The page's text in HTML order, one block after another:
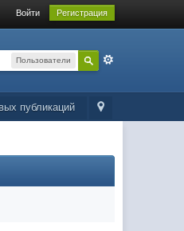
Войти Регистрация
Пользователи
публикаций